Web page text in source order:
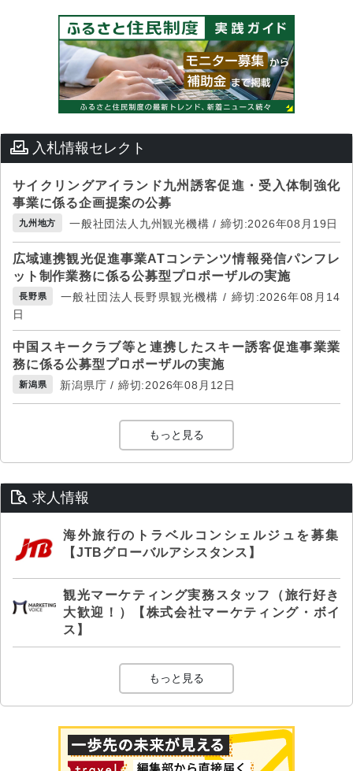
入札情報セレクト
サイクリングアイランド九州誘客促進・受入体制強化
事業に係る企画提案の公募
九州地方 一般社団法人九州観光機構 / 締切:2026年08月19日
広域連携観光促進事業ATコンテンツ情報発信パンフレ
ット制作業務に係る公募型プロポーザルの実施
長野県
一般社団法人長野県観光機構 / 締切:2026年08月14
日
中国スキークラブ等と連携したスキー誘客促進事業業
務に係る公募型プロポーザルの実施
新潟県 新潟県庁 / 締切:2026年08月12日
もっと見る
求人情報
海外旅行のトラベルコンシェルジュを募集
【JTBグローバルアシスタンス】
観光マーケティング実務スタッフ（旅行好き
大歓迎！）【株式会社マーケティング・ボイ
ス】
もっと見る